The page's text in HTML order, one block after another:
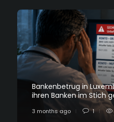
Bankenbetrug in
ihren Banken im Stich
3 months ago 1